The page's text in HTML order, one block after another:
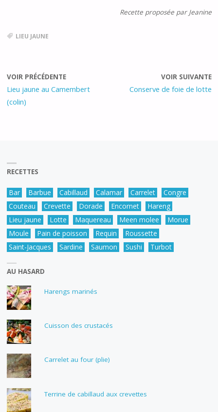
Recette proposée par Jeanine
LIEU JAUNE
VOIR PRÉCÉDENTE
Lieu jaune au Camembert
(colin)
VOIR SUIVANTE
Conserve de foie de lotte
RECETTES
Bar Barbue Cabillaud Calamar Carrelet
Congre
Couteau
Crevette Dorade Encornet
Hareng
Lieu jaune
Lotte Maquereau Meen molee
Morue
Moule
Pain de poisson Requin
Roussette
Saint-Jacques
Sardine Saumon Sushi Turbot
AU HASARD
Harengs marinés
Cuisson des crustacés
Carrelet au four (plie)
Terrine de cabillaud aux crevettes